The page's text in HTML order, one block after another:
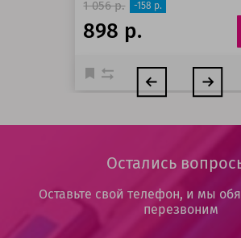
1 056 р. -158 р.
898 р.
Остались
Оставьте свой телефон, и мы
перезвоним